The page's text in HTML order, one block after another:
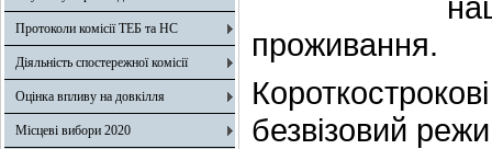
Протоколи комісії ТЕБ та НС
Діяльність спостережної комісії
Оцінка впливу на довкілля
Місцеві вибори 2020
проживання.
безвізовий